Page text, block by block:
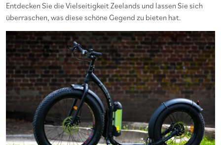
Entdecken Sie die Vielseitigkeit Zeelands und lassen Sie sich
überraschen, was diese schöne Gegend zu bieten hat.